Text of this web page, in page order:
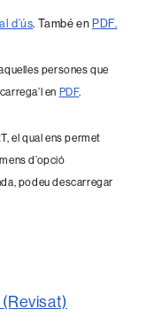
d’ús. També enPDF.
persones que
en PDF.
el qual ens permet
d’opció
podeu descarregar